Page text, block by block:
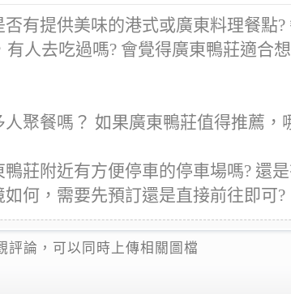
有提供美味的港式或廣東料理餐點
有人去吃過嗎? 會覺得廣東鴨莊適合
聚餐嗎？ 如果廣東鴨莊值得推薦，
莊附近有方便停車的停車場嗎? 還
何，需要先預訂還是直接前往即可?